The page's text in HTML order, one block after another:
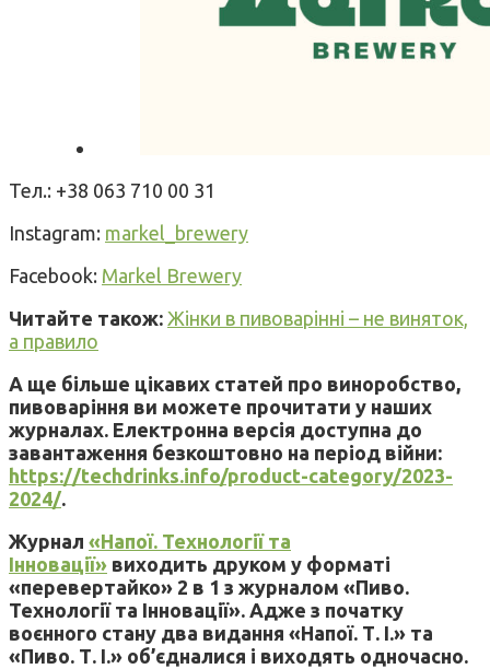
Тел.: +38 063 710 00 31
Instagram: markel_brewery
Facebook: Markel Brewery
Читайте також: Жінки в пивоварінні – не виняток,
а правило
А ще більше цікавих статей про виноробство,
пивоваріння ви можете прочитати у наших
журналах. Електронна версія доступна до
завантаження безкоштовно на період війни:
https://techdrinks.info/product-category/2023-
2024/.
Журнал «Напої. Технології та
Інновації» виходить друком у форматі
«перевертайко» 2 в 1 з журналом «Пиво.
Технології та Інновації». Адже з початку
воєнного стану два видання «Напої. Т. І.» та
«Пиво. Т. І.» об’єдналися і виходять одночасно.